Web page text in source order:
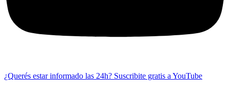
¿Querés estar informado las 24h? Suscribite gratis a YouTube